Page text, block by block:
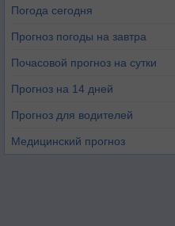
Погода сегодня
Прогноз погоды на завтра
Почасовой прогноз на сутки
Прогноз на 14 дней
Прогноз для водителей
Медицинский прогноз